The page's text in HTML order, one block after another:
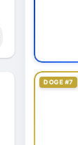
DOGE #7